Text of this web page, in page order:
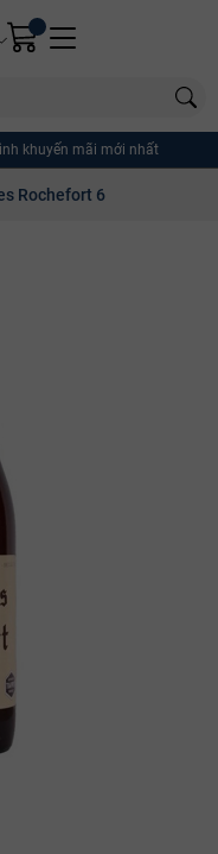
khuyến mãi mới nhất
Rochefort 6